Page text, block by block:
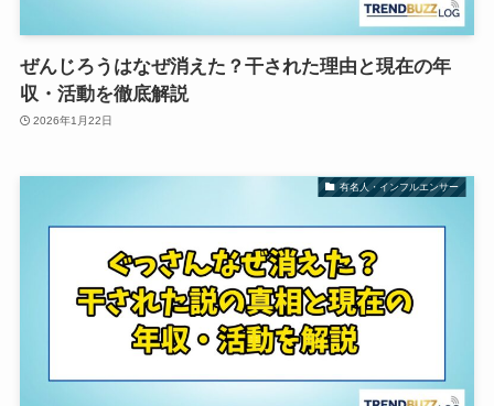
ぜんじろうはなぜ消えた？干された理由と現在の年
収・活動を徹底解説
2026年1月22日
有名人・インフルエンサー